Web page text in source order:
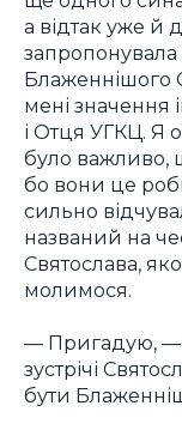
а відтак уже й
запропонувала
Блаженнішого
мені значення
і Отця УГКЦ. Я
було важливо,
бо вони це
сильно
названий на
Святослава,
молимося.
— Пригадую, —
зустрічі
бути